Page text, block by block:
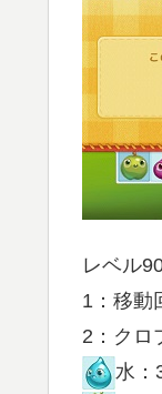
レベル
1：移動
2：クロ
水：